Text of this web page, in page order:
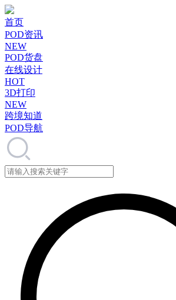
首页
POD资讯
NEW
POD货盘
在线设计
HOT
3D打印
NEW
跨境知道
POD导航